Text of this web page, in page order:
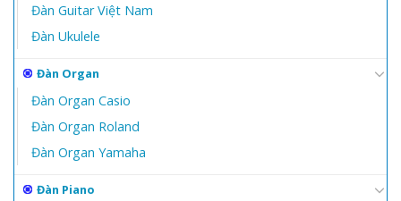
Đàn Guitar Việt Nam
Đàn Ukulele
Đàn Organ
Đàn Organ Casio
Đàn Organ Roland
Đàn Organ Yamaha
Đàn Piano